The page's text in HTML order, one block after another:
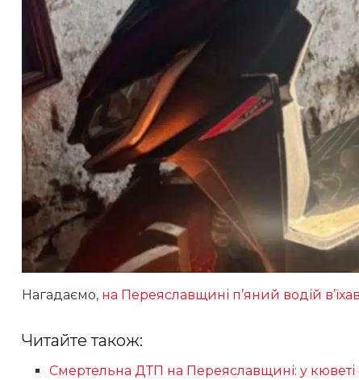
Нагадаємо, на Переяславщині п’яний водій
Читайте також:
Смертельна ДТП на Переяславщині: у